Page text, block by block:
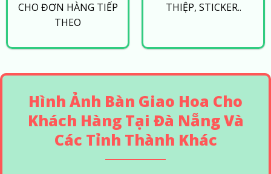
CHO ĐƠN HÀNG TIẾP
THEO
THIỆP, STICKER..
Hình Ảnh Bàn Giao Hoa Cho
Khách Hàng Tại Đà Nẵng Và
Các Tỉnh Thành Khác